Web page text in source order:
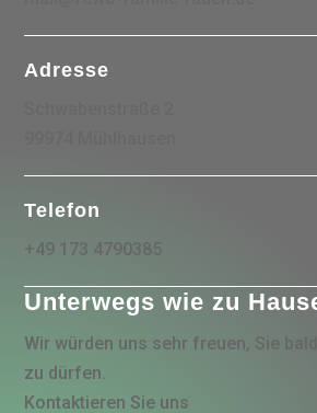
Adresse
Telefon
+49 173 4790385
Unterwegs wie zu
Wir würden uns sehr freuen, Sie
zu dürfen.
Kontaktieren Sie uns